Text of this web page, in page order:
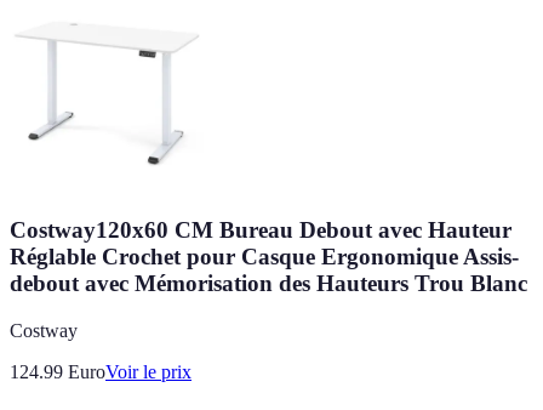
Costway120x60 CM Bureau Debout avec Hauteur
Réglable Crochet pour Casque Ergonomique Assis-
debout avec Mémorisation des Hauteurs Trou Blanc
Costway
124.99 EuroVoir le prix